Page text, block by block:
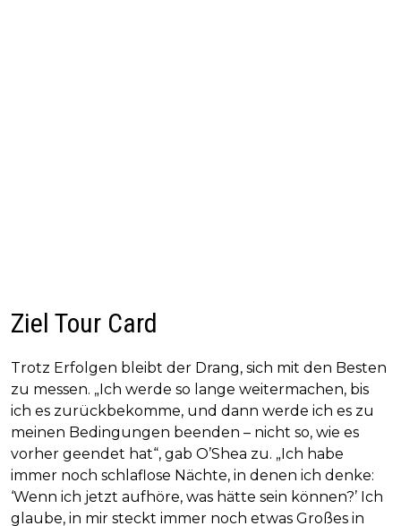
Ziel Tour Card
Trotz Erfolgen bleibt der Drang, sich mit den Besten
zu messen. „Ich werde so lange weitermachen, bis
ich es zurückbekomme, und dann werde ich es zu
meinen Bedingungen beenden – nicht so, wie es
vorher geendet hat“, gab O’Shea zu. „Ich habe
immer noch schlaflose Nächte, in denen ich denke:
‘Wenn ich jetzt aufhöre, was hätte sein können?’ Ich
glaube, in mir steckt immer noch etwas Großes in